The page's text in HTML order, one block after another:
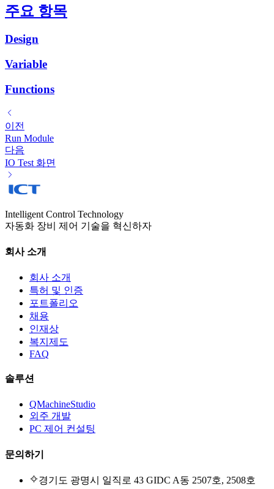
주요 항목
Design
Variable
Functions
이전
Run Module
다음
IO Test 화면
Intelligent Control Technology
자동화 장비 제어 기술을 혁신하자
회사 소개
회사 소개
특허 및 인증
포트폴리오
채용
인재상
복지제도
FAQ
솔루션
QMachineStudio
외주 개발
PC 제어 컨설팅
문의하기
경기도 광명시 일직로 43 GIDC A동 2507호, 2508호